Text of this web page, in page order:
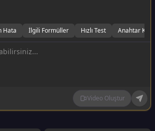
Hata İlgili Formüller Hızlı Test Anahtar
Video Oluştur